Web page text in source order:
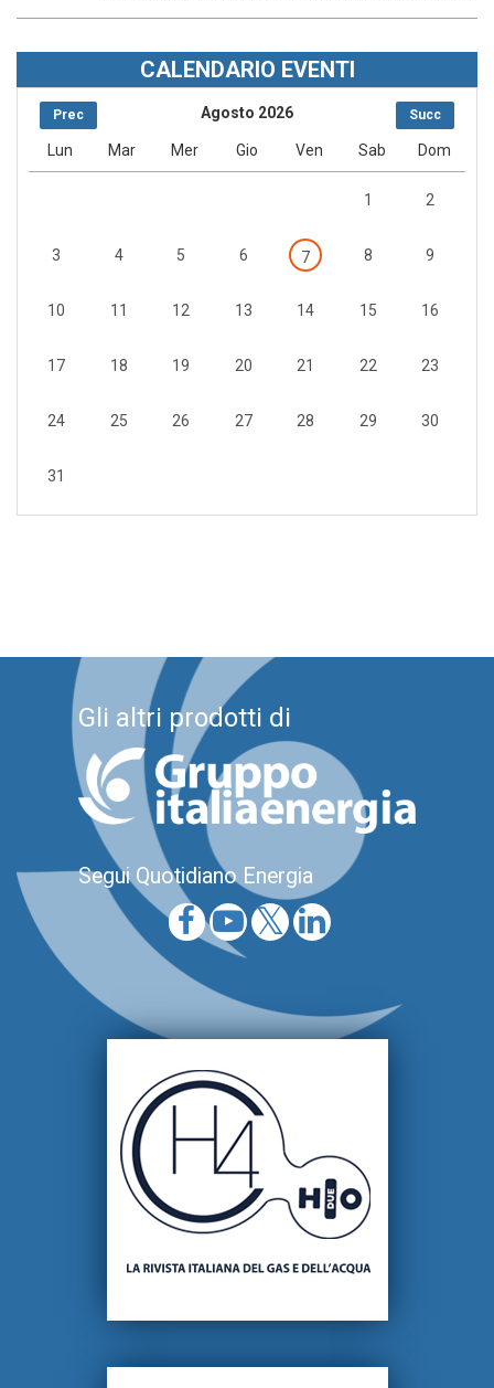
CALENDARIO EVENTI
Prec Succ
Agosto 2026
Lun Mar Mer Gio Ven Sab Dom
1 2
3 4 5 6 7 8 9
10 11 12 13 14 15 16
17 18 19 20 21 22 23
24 25 26 27 28 29 30
31
Gli altri prodotti di
Segui Quotidiano Energia